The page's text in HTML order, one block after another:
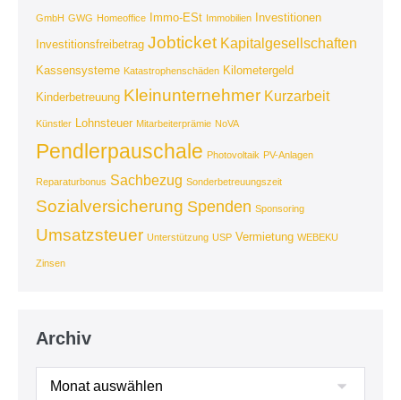
GmbH GWG Homeoffice Immo-ESt Immobilien
Investitionen
Investitionsfreibetrag Jobticket Kapitalgesellschaften
Kassensysteme Katastrophenschäden Kilometergeld
Kinderbetreuung Kleinunternehmer Kurzarbeit
Künstler Lohnsteuer Mitarbeiterprämie NoVA
Pendlerpauschale Photovoltaik PV-Anlagen
Reparaturbonus Sachbezug Sonderbetreuungszeit
Sozialversicherung Spenden Sponsoring
Umsatzsteuer Unterstützung USP Vermietung WEBEKU
Zinsen
Archiv
Archiv